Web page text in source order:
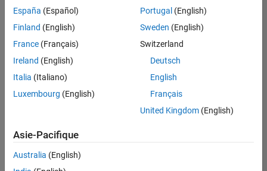
Vous
pouvez
élargir
votre
recherche
ou
afficher
l’ensemble
d'emploi.
malgré
España (Español)
Finland (English)
France (Français)
Ireland (English)
Italia (Italiano)
Luxembourg (English)
Portugal (English)
Sweden (English)
Switzerland
Deutsch
English
Français
United Kingdom(English)
Asie-Pacifique
Australia (English)